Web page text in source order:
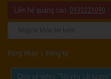
Liên hệ quảng cáo: 0932221090
Đăng nhập Đăng ký
Chia sẻ video "Tôi yêu cải lương".